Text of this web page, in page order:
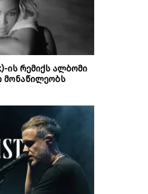
ის რემიქს ალბომი
მონაწილეობს